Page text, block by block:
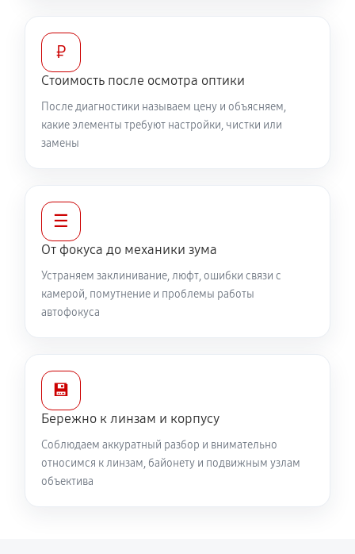
Протяжка соединений трансфокатора
Замена светофильтра объектива Canon EF-S 10-
18mm F4.5-5.6 IS STM
₽
Стоимость после осмотра оптики
После диагностики называем цену и объясняем,
какие элементы требуют настройки, чистки или
замены
☰
От фокуса до механики зума
Устраняем заклинивание, люфт, ошибки связи с
камерой, помутнение и проблемы работы
автофокуса
💾
Бережно к линзам и корпусу
Соблюдаем аккуратный разбор и внимательно
относимся к линзам, байонету и подвижным узлам
объектива